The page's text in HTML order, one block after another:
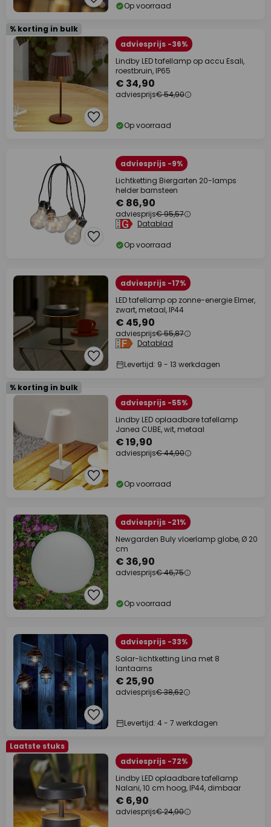
Op voorraad
% korting in bulk
adviesprijs -36%
Lindby LED tafellamp op accu Esali,
roestbruin, IP65
€ 34,90
adviesprijs€ 54,90
Op voorraad
adviesprijs -9%
Lichtketting Biergarten 20-lamps
helder barnsteen
€ 86,90
adviesprijs€ 95,57
Datablad
Op voorraad
adviesprijs -17%
LED tafellamp op zonne-energie Elmer,
zwart, metaal, IP44
€ 45,90
adviesprijs€ 55,87
Datablad
Levertijd: 9 - 13 werkdagen
% korting in bulk
adviesprijs -55%
Lindby LED oplaadbare tafellamp
Janea CUBE, wit, metaal
€ 19,90
adviesprijs€ 44,90
Op voorraad
adviesprijs -21%
Newgarden Buly vloerlamp globe, Ø 20
cm
€ 36,90
adviesprijs€ 46,75
Op voorraad
adviesprijs -33%
Solar-lichtketting Lina met 8
lantaarns
€ 25,90
adviesprijs€ 38,62
Levertijd: 4 - 7 werkdagen
Laatste stuks
adviesprijs -72%
Lindby LED oplaadbare tafellamp
Nalani, 10 cm hoog, IP44, dimbaar
€ 6,90
adviesprijs€ 24,90